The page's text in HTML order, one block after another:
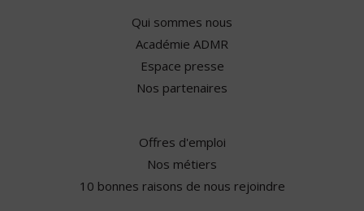
Qui sommes nous
Académie ADMR
Espace presse
Nos partenaires
Offres d'emploi
Nos métiers
10 bonnes raisons de nous rejoindre